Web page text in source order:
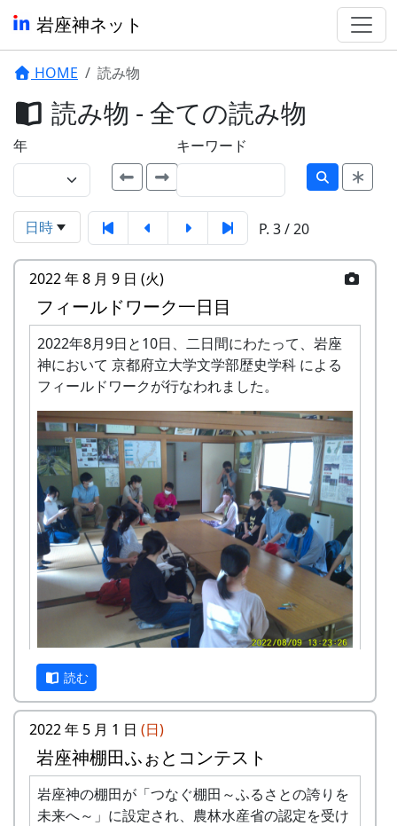
岩座神ネット
HOME 読み物
読み物 - 全ての読み物
年 キーワード
日時 P. 3 / 20
2022 年 8 月 9 日 (火)
フィールドワーク一日目
2022年8月9日と10日、二日間にわたって、岩座
神において 京都府立大学文学部歴史学科 による
フィールドワークが行なわれました。
京都府立大学文学部歴史学科のみなさん。総勢18
名だったかな。全員、フィールドワーク参加に先
立って、PCR検査をして陰性であることを確認さ
れたそうです。
他に、那珂ふれあい館 の安平館長と多可町地域お
こし協力隊（多可町ファンクラブ ）の黒川さんが
参加されました。
読む
2022 年 5 月 1 日 (日)
岩座神棚田ふぉとコンテスト
岩座神の棚田が「つなぐ棚田～ふるさとの誇りを
未来へ～」に設定され、農林水産省の認定を受け